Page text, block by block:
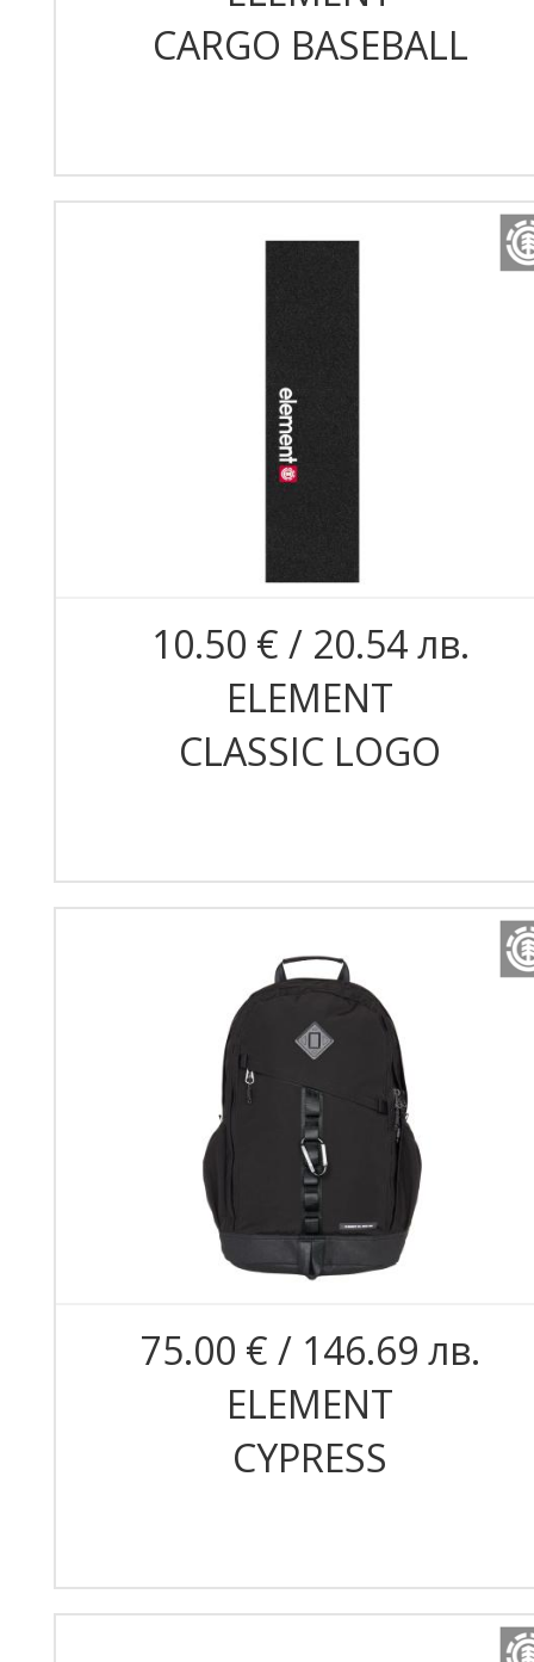
CARGO BASEBALL
10.50 € / 20.54 лв.
ELEMENT
CLASSIC LOGO
75.00 € / 146.69 лв.
ELEMENT
CYPRESS